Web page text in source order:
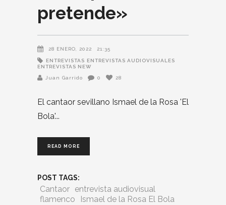
pretende»
28 ENERO, 2022 21:35
ENTREVISTAS
ENTREVISTAS AUDIOVISUALES
ENTREVISTAS NEW
Juan Garrido
0 28
El cantaor sevillano Ismael de la Rosa 'El
Bola'
READ MORE
POST TAGS:
Cantaor entrevista audiovisual
flamenco
Ismael de la Rosa El Bola